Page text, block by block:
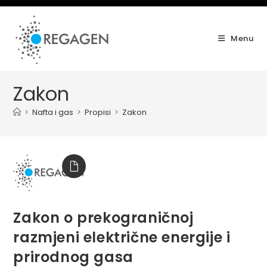
Skip
content
Menu
Zakon
> Nafta i gas > Propisi > Zakon
Zakon o prekograničnoj
razmjeni električne energije i
prirodnog gasa